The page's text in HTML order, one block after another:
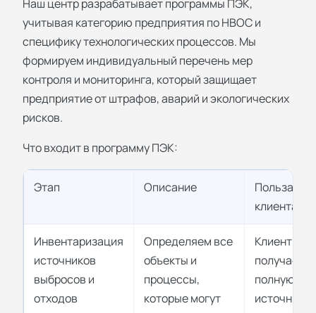
Наш центр разрабатывает программы ПЭК,
учитывая категорию предприятия по НВОС и
специфику технологических процессов. Мы
формируем индивидуальный перечень мер
контроля и мониторинга, который защищает
предприятие от штрафов, аварий и экологических
рисков.
Что входит в программу ПЭК:
Этап Описание
Польза для
клиента
Инвентаризация
источников
выбросов и
отходов
Определяем все
объекты и
процессы,
которые могут
Клиент
получает
полную
источников